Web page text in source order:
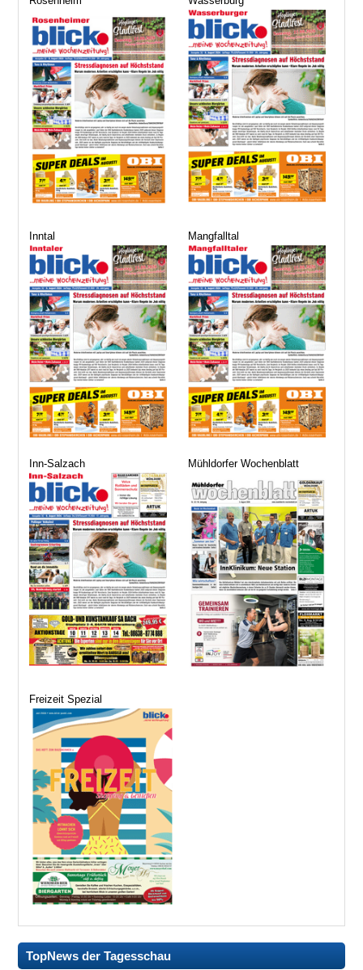
Inntal Mangfalltal
Inn-Salzach Mühldorfer Wochenblatt
Freizeit Spezial
TopNews der Tagesschau